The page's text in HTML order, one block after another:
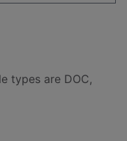
types are DOC,